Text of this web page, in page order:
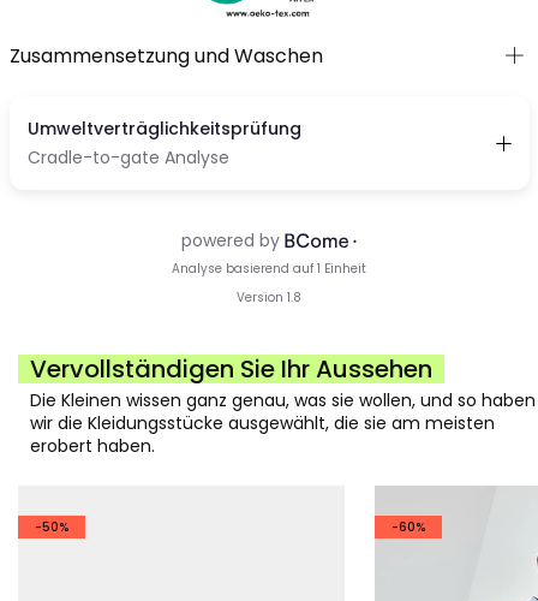
Zusammensetzung und Waschen
Vervollständigen Sie Ihr Aussehen
Die Kleinen wissen ganz genau, was sie wollen, und so haben
wir die Kleidungsstücke ausgewählt, die sie am meisten
erobert haben.
-50% -60%